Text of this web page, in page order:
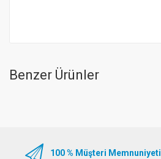
Benzer Ürünler
100 % Müşteri Memnuniyeti